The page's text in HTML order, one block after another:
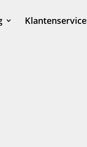
Klantenservice